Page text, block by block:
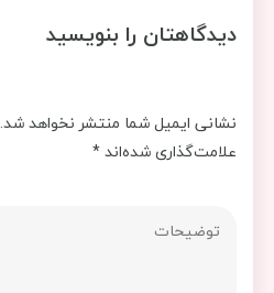
دیدگاهتان را بنویسید
نشانی ایمیل شما منتشر نخواهد شد.
علامت‌گذاری شده‌اند*